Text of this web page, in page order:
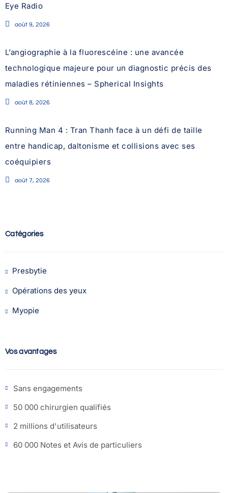
Eye Radio
août 9, 2026
L’angiographie à la fluorescéine : une avancée
technologique majeure pour un diagnostic précis des
maladies rétiniennes – Spherical Insights
août 8, 2026
Running Man 4 : Tran Thanh face à un défi de taille
entre handicap, daltonisme et collisions avec ses
coéquipiers
août 7, 2026
Catégories
Presbytie
Opérations des yeux
Myopie
Vos avantages
Sans engagements
50 000 chirurgien qualifiés
2 millions d'utilisateurs
60 000 Notes et Avis de particuliers